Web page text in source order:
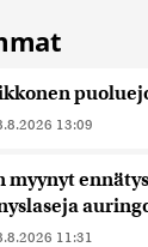
13:09
myynyt
11:31